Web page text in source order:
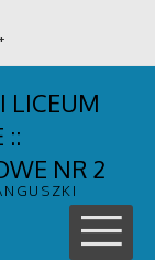
LICEUM
::
NR 2